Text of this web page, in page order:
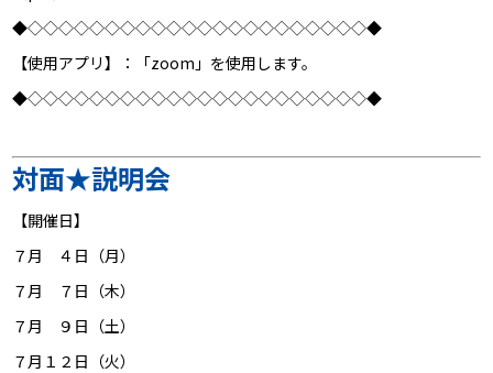
◆◇◇◇◇◇◇◇◇◇◇◇◇◇◇◇◇◇◇◇◇◇◇◆
【使用アプリ】：
「zoom」を使用します。
◆◇◇◇◇◇◇◇◇◇◇◇◇◇◇◇◇◇◇◇◇◇◇◆
対面★説明会
【開催日】
７月 ４日（月）
７月 ７日（木）
７月 ９日（土）
７月１２日（火）